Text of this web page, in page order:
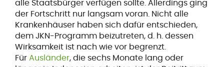
alle Staatsbürger verfügen sollte. Allerdings ging
der Fortschritt nur langsam voran. Nicht alle
Krankenhäuser haben sich dafür entschieden,
dem JKN-Programm beizutreten, d. h. dessen
Wirksamkeit ist nach wie vor begrenzt.
FürAusländer, die sechs Monate lang oder